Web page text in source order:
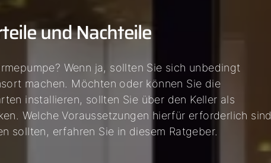
und Nachteile
Wenn ja, sollten Sie sich unbedingt
machen. Möchten oder können Sie die
installieren, sollten Sie über den Keller als
Welche Voraussetzungen hierfür erforderlich sind
sollten, erfahren Sie in diesem Ratgeber.